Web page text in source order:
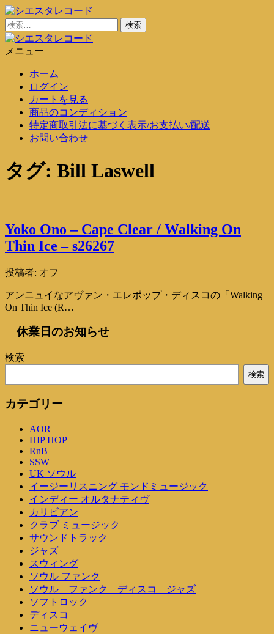
コ
ン
テ
ン
シエスタレコード
中古レコード通販
検
索:
メニュー
ホーム
ログイン
カートを見る
商品のコンディション
特定商取引法に基づく表示/お支払い/配送
お問い合わせ
タグ: Bill Laswell
Yoko Ono – Cape Clear / Walking On
Thin Ice – s26267
投稿者: オフ
アンニュイなアヴァン・エレポップ・ディスコの「Walking
On Thin Ice (R…
休業日のお知らせ
検索
検索
カテゴリー
AOR
HIP HOP
RnB
SSW
UK ソウル
イージーリスニング モンドミュージック
インディー オルタナティヴ
カリビアン
クラブ ミュージック
サウンドトラック
ジャズ
スウィング
ソウル ファンク
ソウル ファンク ディスコ ジャズ
ソフトロック
ディスコ
ニューウェイヴ